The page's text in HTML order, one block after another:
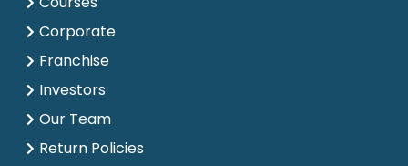
Corporate
Franchise
Investors
Our Team
Return Policies